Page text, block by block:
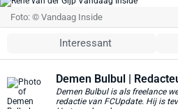
Foto: © Vandaag Inside
Interessant
Demen Bulbul |
Demen Bulbul is als freelance
redactie van FCUpdate. Hij is